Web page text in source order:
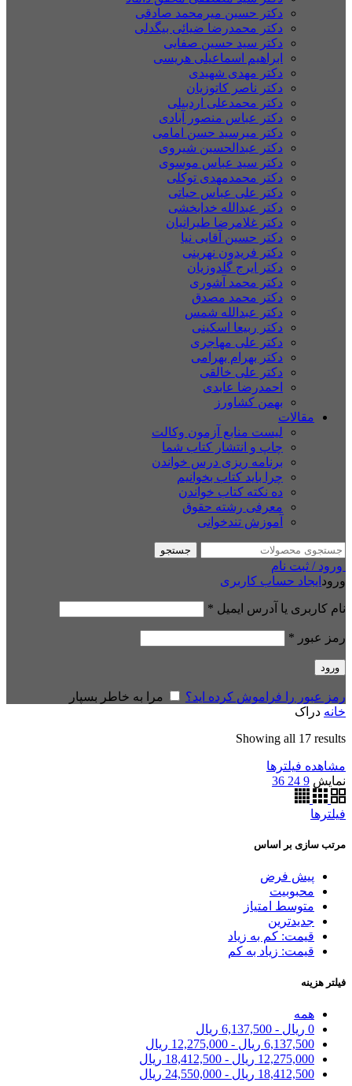
دکتر حسین میرمحمد صادقی
دکتر محمدرضا ضیائی بیگدلی
دکتر سید حسین صفایی
ابراهیم اسماعیلی هریسی
دکتر مهدی شهیدی
دکتر ناصر کاتوزیان
دکتر محمدعلی اردبیلی
دکتر عباس منصور آبادی
دکتر میرسید حسن امامی
دکتر عبدالحسین شیروی
دکتر سید عباس موسوی
دکتر محمدمهدی توکلی
دکتر علی عباس حیاتی
دکتر عبدالله خدابخشی
دکتر غلامرضا طیرانیان
دکتر حسین آقایی نیا
دکتر فریدون نهرینی
دکتر ایرج گلدوزیان
دکتر محمد آشوری
دکتر محمد مصدق
دکتر عبدالله شمس
دکتر ربیعا اسکینی
دکتر علی مهاجری
دکتر بهرام بهرامی
دکتر علی خالقی
احمدرضا عابدی
بهمن کشاورز
مقالات
لیست منابع آزمون وکالت
چاپ و انتشار کتاب شما
برنامه ریزی درس خواندن
چرا باید کتاب بخوانیم
ده نکته کتاب خواندن
معرفی رشته حقوق
آموزش تندخوانی
جستجو
ورود / ثبت نام
ورود ایجاد حساب کاربری
نام کاربری یا آدرس ایمیل *
رمز عبور *
ورود
رمز عبور را فراموش کرده اید؟
مرا به خاطر بسپار
خانه دراک
Showing all 17 results
مشاهده فیلترها
نمایش 9
24
36
فیلترها
مرتب سازی بر اساس
پیش فرض
محبوبیت
متوسط امتیاز
جدیدترین
قیمت: کم به زیاد
قیمت: زیاد به کم
فیلتر هزینه
همه
0 ریال -
6,137,500 ریال
6,137,500 ریال -
12,275,000 ریال
12,275,000 ریال -
18,412,500 ریال
18,412,500 ریال -
24,550,000 ریال